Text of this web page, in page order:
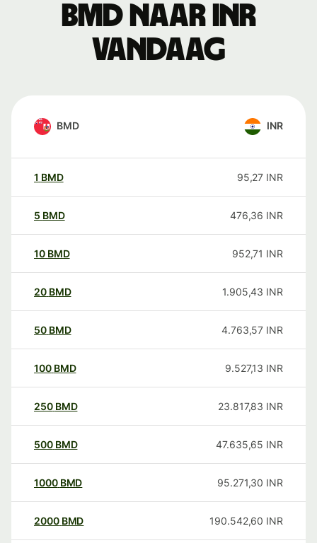
BMD naar INR
vandaag
BMD INR
1 BMD 95,27 INR
5 BMD 476,36 INR
10 BMD 952,71 INR
20 BMD 1.905,43 INR
50 BMD 4.763,57 INR
100 BMD 9.527,13 INR
250 BMD 23.817,83 INR
500 BMD 47.635,65 INR
1000 BMD 95.271,30 INR
2000 BMD 190.542,60 INR